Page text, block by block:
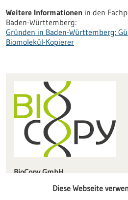
Weitere Informationen in den
Baden-Württemberg:
Gründen in Baden-Württemberg:
Biomolekül-Kopierer
BioCopy GmbH
79312 Emmendingen
Diese Webseite